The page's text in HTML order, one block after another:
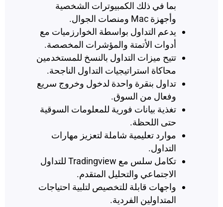
بما في ذلك الكمبيوترات الشخصية
وأجهزة Mac ومنصات الجوال.
يدعم التداول بواسطة الخوارزميات مع
أدوات الأتمتة والمؤشرات المخصصة.
تتيح ميزات التداول بالنسخ للمستخدمين
محاكاة استراتيجيات التداول الناجحة.
تداول بنقرة واحدة لدخول وخروج سريع
وفعال من السوق.
تغذية بيانات فورية للمعلومات السوقية
حتى اللحظة.
موارد تعليمية شاملة لتعزيز مهارات
التداول.
تكامل سلس مع Tradingview للتداول
الاجتماعي والتحليل المتقدم.
واجهات قابلة للتخصيص لتلبية احتياجات
المتداولين الفردية.